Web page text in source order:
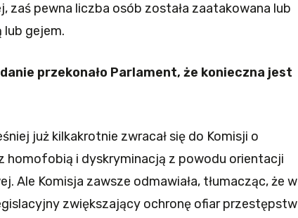
zaś pewna liczba osób została zaatakowana lub
gejem.
przekonało Parlament, że konieczna jest
już kilkakrotnie zwracał się do Komisji o
homofobią i dyskryminacją z powodu orientacji
Ale Komisja zawsze odmawiała, tłumacząc, że w
zwiększający ochronę ofiar przestępstw